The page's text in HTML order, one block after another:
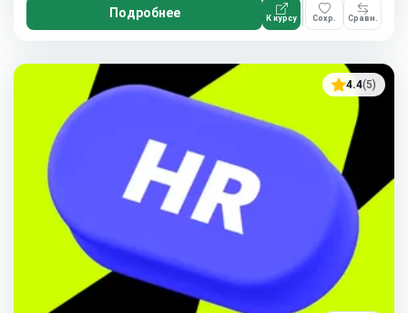
Подробнее К курсу Сохр. Сравн.
4.4(5)